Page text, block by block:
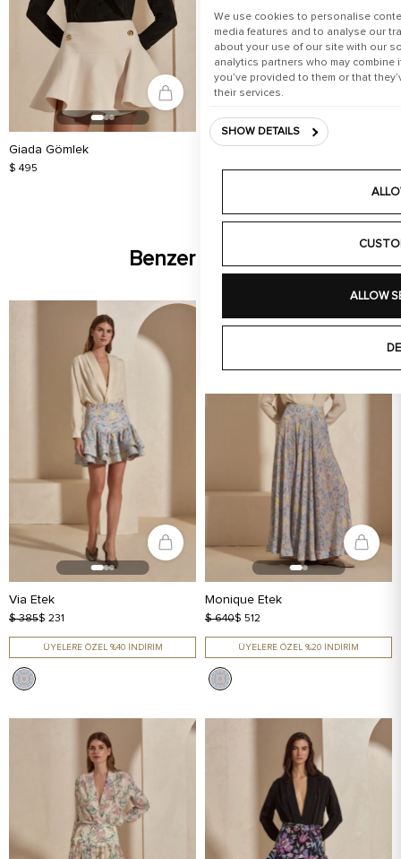
We use cookies to personalise
media features and to analyse our
about your use of our site with our
analytics partners who may
you’ve provided to them or that
their services.
SHOW DETAILS
ALLOW
Giada Gömlek
$ 495
Benzer Ürünler
Via Etek
$ 385$ 231
ÜYELERE ÖZEL %40 İNDİRİM
Monique Etek
$ 640$ 512
ÜYELERE ÖZEL %20 İNDİRİM